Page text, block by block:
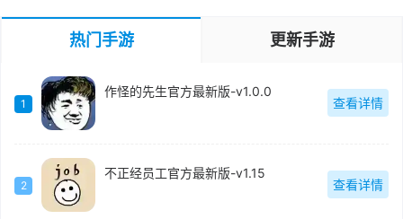
热门手游 更新手游
1
作怪的先生官方最新版-v1.0.0
查看详情
2
不正经员工官方最新版-v1.15
查看详情